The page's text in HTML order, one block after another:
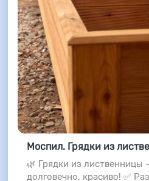
Моспил. Грядки из
🌿 Грядки из лиственницы
долговечно, красиво! ✅